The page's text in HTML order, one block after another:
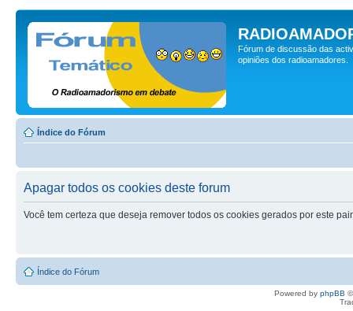
Fórum de discussão das
opiniões dos radioamadores.
Índice do Fórum
Apagar todos os cookies deste forum
Você tem certeza que deseja remover todos os cookies gerados por este
Índice do Fórum
Powered by phpBB